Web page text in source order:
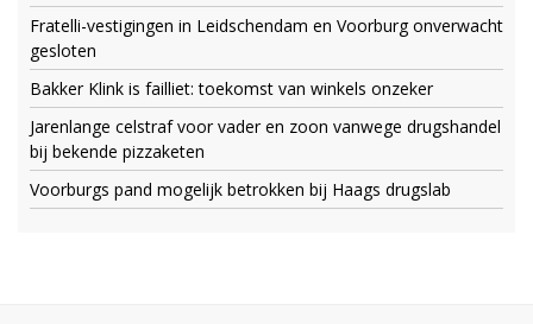
Fratelli-vestigingen in Leidschendam en Voorburg onverwacht
gesloten
Bakker Klink is failliet: toekomst van winkels onzeker
Jarenlange celstraf voor vader en zoon vanwege drugshandel
bij bekende pizzaketen
Voorburgs pand mogelijk betrokken bij Haags drugslab